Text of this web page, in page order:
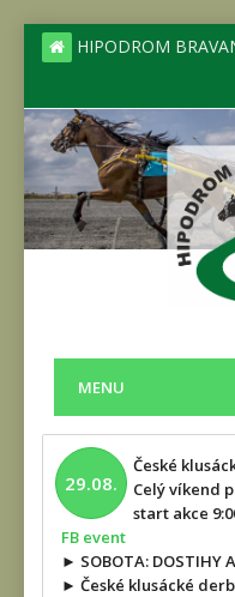
HIPODROM
MENU
29.08.
České
Celý víkend
start akce
FB event
► SOBOTA: DOSTIHY
► České klusácké